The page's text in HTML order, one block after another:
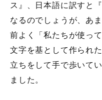
ス』、日本語に訳すと
なるのでしょうが、あ
前よく「私たちが使っ
文字を基として作られ
立ちをして手で歩いて
ました。